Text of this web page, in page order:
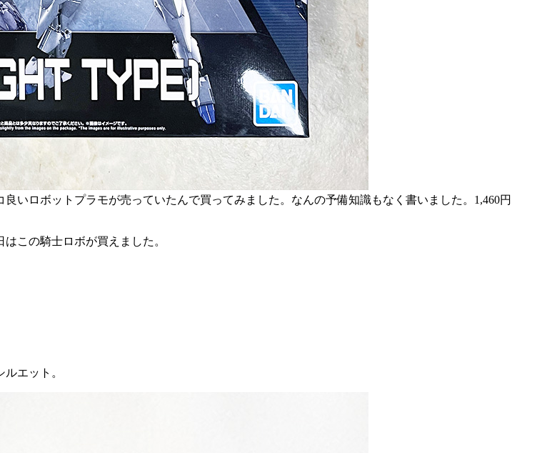
いロボットプラモが売っていたんで買ってみました。なんの予備知識もなく書いました。1,460円
この騎士ロボが買えました。
エット。